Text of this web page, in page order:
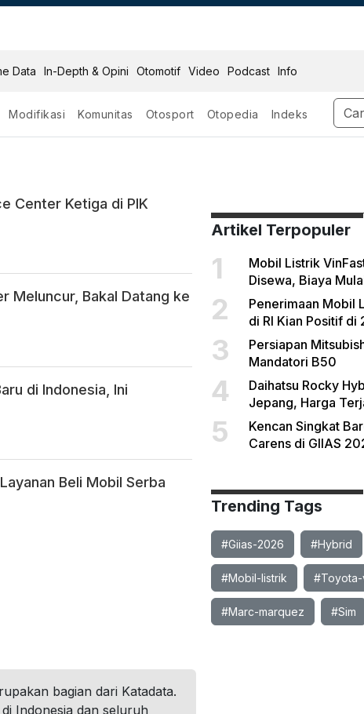
Data In-Depth & Opini Otomotif Video Podcast Info
Modifikasi Komunitas Otosport Otopedia Indeks
Center Ketiga di PIK
Meluncur, Bakal Datang ke
di Indonesia, Ini
Beli Mobil Serba
Artikel Terpopuler
1
Mobil Listrik
Disewa, Biaya
2
Penerimaan Mobil
di RI Kian Positif di
3
Persiapan
Mandatori B50
4
Daihatsu Rocky
Jepang, Harga
5
Kencan Singkat
Carens di GIIAS
Trending Tags
#Giias-2026 #Hybrid
#Mobil-listrik
#Marc-marquez #Sim
bagian dari Katadata.
Indonesia dan seluruh